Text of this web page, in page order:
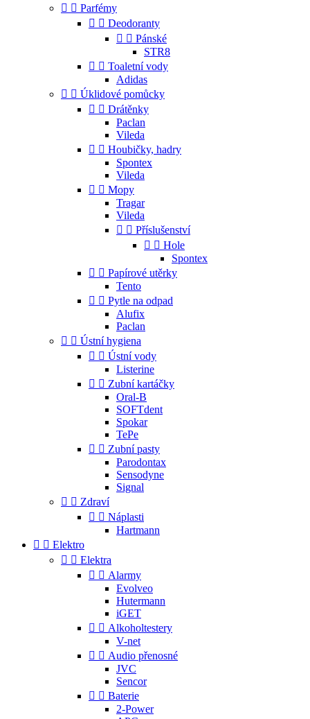
  Parfémy
  Deodoranty
  Pánské
STR8
  Toaletní vody
Adidas
  Úklidové pomůcky
  Drátěnky
Paclan
Vileda
  Houbičky, hadry
Spontex
Vileda
  Mopy
Tragar
Vileda
  Příslušenství
  Hole
Spontex
  Papírové utěrky
Tento
  Pytle na odpad
Alufix
Paclan
  Ústní hygiena
  Ústní vody
Listerine
  Zubní kartáčky
Oral-B
SOFTdent
Spokar
TePe
  Zubní pasty
Parodontax
Sensodyne
Signal
  Zdraví
  Náplasti
Hartmann
  Elektro
  Elektra
  Alarmy
Evolveo
Hutermann
iGET
  Alkoholtestery
V-net
  Audio přenosné
JVC
Sencor
  Baterie
2-Power